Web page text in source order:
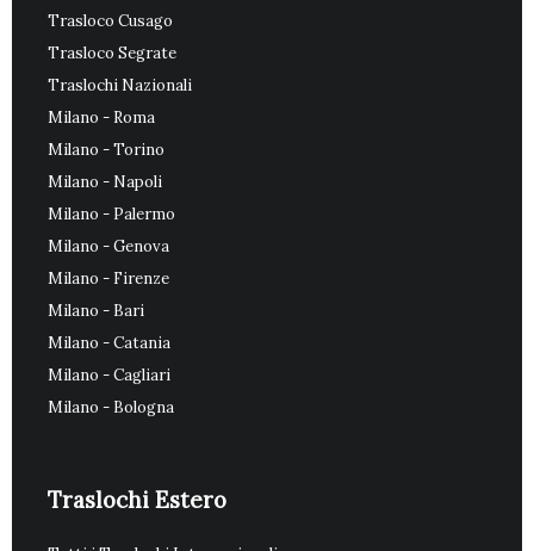
Trasloco Cusago
Trasloco Segrate
Traslochi Nazionali
Milano - Roma
Milano - Torino
Milano - Napoli
Milano - Palermo
Milano - Genova
Milano - Firenze
Milano - Bari
Milano - Catania
Milano - Cagliari
Milano - Bologna
Traslochi Estero